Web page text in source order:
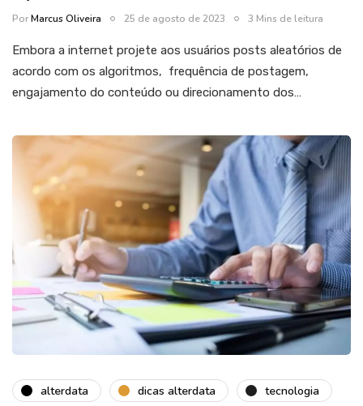
PorMarcus Oliveira 25 de agosto de 2023 3 Mins de leitura
Embora a internet projete aos usuários posts aleatórios de
acordo com os algoritmos, frequência de postagem,
engajamento do conteúdo ou direcionamento dos…
alterdata dicas alterdata tecnologia